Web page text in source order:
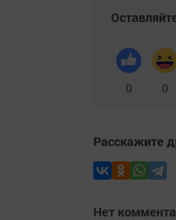
0 0
Расскажите
Нет